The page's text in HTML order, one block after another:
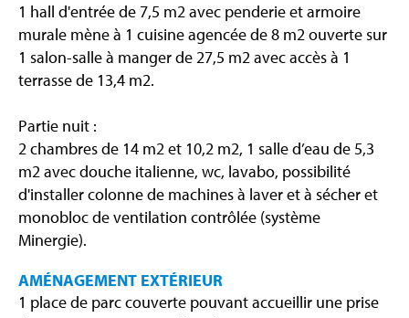
1 hall d'entrée de 7,5 m2 avec penderie et armoire
murale mène à 1 cuisine agencée de 8 m2 ouverte sur
1 salon-salle à manger de 27,5 m2 avec accès à 1
terrasse de 13,4 m2.
Partie nuit :
2 chambres de 14 m2 et 10,2 m2, 1 salle d’eau de 5,3
m2 avec douche italienne, wc, lavabo, possibilité
d'installer colonne de machines à laver et à sécher et
monobloc de ventilation contrôlée (système
Minergie).
AMÉNAGEMENT EXTÉRIEUR
1 place de parc couverte pouvant accueillir une prise